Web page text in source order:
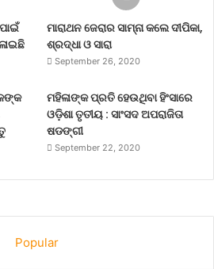
ମାରାଥନ ଜେରାର ସାମ୍ନା କଲେ ଦୀପିକା,
ଶ୍ରଦ୍ଧା ଓ ସାରା
September 26, 2020
ମହିଳାଙ୍କ ପ୍ରତି ହେଉଥିବା ହିଂସାରେ
ଓଡ଼ିଶା ତୃତୀୟ : ସାଂସଦ ଅପରାଜିତା
ଷଡଙ୍ଗୀ
September 22, 2020
Popular